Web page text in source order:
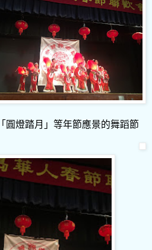
圓燈踏月」等年節應景的舞蹈節